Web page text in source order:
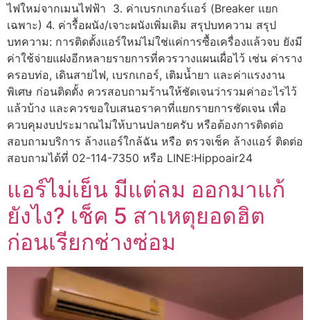
ไฟใหม่จากเมนไฟฟ้า 3. ค่าเบรกเกอร์แอร์ (Breaker แยก
เฉพาะ) 4. ค่ารื้อผนัง/เจาะผนังเพิ่มเติม สรุปบทความ สรุป
บทความ: การติดตั้งแอร์ใหม่ไม่ใช่แค่การซื้อเครื่องแล้วจบ ยังมี
ค่าใช้จ่ายแฝงอีกหลายรายการที่ควรวางแผนเผื่อไว้ เช่น ค่าราง
ครอบท่อ, เดินสายไฟ, เบรกเกอร์, เติมน้ำยา และค่าแรงงาน
พิเศษ ก่อนติดตั้ง ควรสอบถามร้านให้ชัดเจนว่ารวมค่าอะไรไว้
แล้วบ้าง และควรขอใบเสนอราคาที่แยกรายการชัดเจน เพื่อ
ควบคุมงบประมาณไม่ให้บานปลายครับ หรือต้องการติดต่อ
สอบถามบริการ ล้างแอร์ใกล้ฉัน หรือ ตรวจเช็ค ล้างแอร์ ติดต่อ
สอบถามได้ที่ 02-114-7350 หรือ LINE:Hippoair24
แอร์ไม่เย็น มีแต่ลม ออกมาแก้
ยังไง? เช็ค 5 สาเหตุยอดฮิต
ก่อนเรียกช่างซ่อม